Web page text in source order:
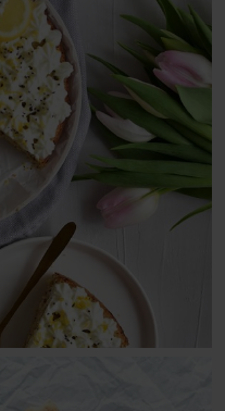
aus Mürbteig
Streusel
Quarktorte)
mit Streusel
mit Streusel)